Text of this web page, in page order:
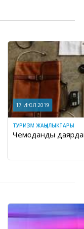
17 ИЮЛ 2019
ТУРИЗМ ЖАҢЫЛЫКТАРЫ
Чемоданды